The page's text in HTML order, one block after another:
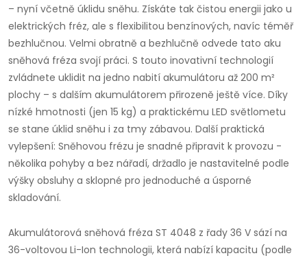
– nyní včetně úklidu sněhu. Získáte tak čistou energii jako u
elektrických fréz, ale s flexibilitou benzínových, navíc téměř
bezhlučnou. Velmi obratně a bezhlučně odvede tato aku
sněhová fréza svojí práci. S touto inovativní technologií
zvládnete uklidit na jedno nabití akumulátoru až 200 m²
plochy – s dalším akumulátorem přirozeně ještě více. Díky
nízké hmotnosti (jen 15 kg) a praktickému LED světlometu
se stane úklid sněhu i za tmy zábavou. Další praktická
vylepšení: Sněhovou frézu je snadné připravit k provozu -
několika pohyby a bez nářadí, držadlo je nastavitelné podle
výšky obsluhy a sklopné pro jednoduché a úsporné
skladování.
Akumulátorová sněhová fréza ST 4048 z řady 36 V sází na
36-voltovou Li-Ion technologii, která nabízí kapacitu (podle